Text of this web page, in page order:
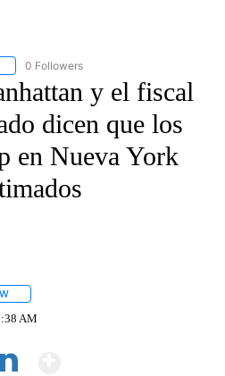
FOLLOW "CNN-SPANISH" TO RECEIVE
0 Followers
y el fiscal
dicen que los
en Nueva York
AM